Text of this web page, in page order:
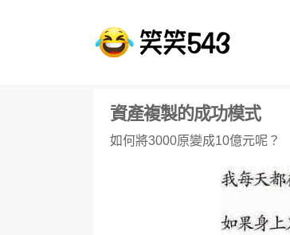
資產複製的成功模式
如何將3000原變成10億元呢？